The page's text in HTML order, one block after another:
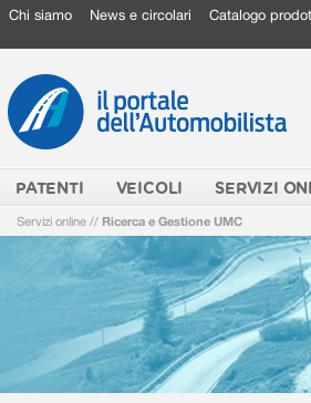
Chi siamo News e circolari Catalogo
PATENTI VEICOLI SERVIZI
Servizi online // Ricerca e Gestione UMC